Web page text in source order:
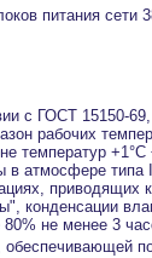
питания сети
с ГОСТ 15150-
рабочих
температур
в атмосфере
конденсации
не менее 3
обеспечивающей